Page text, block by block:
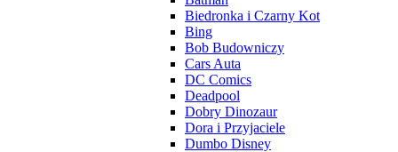
Biedronka i Czarny Kot
Bing
Bob Budowniczy
Cars Auta
DC Comics
Deadpool
Dobry Dinozaur
Dora i Przyjaciele
Dumbo Disney